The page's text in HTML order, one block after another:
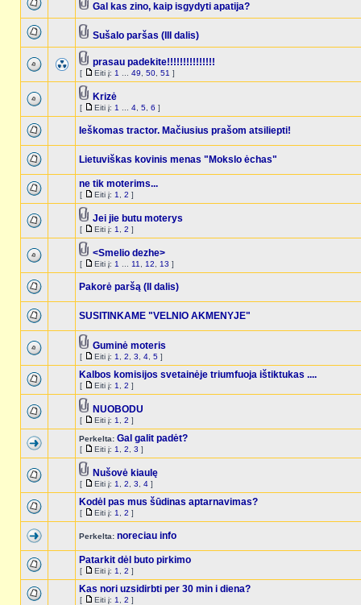
Gal kas zino, kaip isgydyti apatija?
Sušalo paršas (III dalis)
prasau padekite!!!!!!!!!!!!!!!
[ Eiti į: 1 49 50 51 ]
Krizė
[ Eiti į: 1 4 5 6 ]
Ieškomas tractor. Mačiusius prašom atsiliepti!
Lietuviškas kovinis menas "Mokslo ėchas"
ne tik moterims...
[ Eiti į: 1 2 ]
Jei jie butu moterys
[ Eiti į: 1 2 ]
<Smelio dezhe>
[ Eiti į: 1 11 12 13 ]
Pakorė paršą (II dalis)
SUSITINKAME "VELNIO AKMENYJE"
Guminė moteris
[ Eiti į: 1 2 3 4 5 ]
Kalbos komisijos svetainėje triumfuoja ištiktukas ....
[ Eiti į: 1 2 ]
NUOBODU
[ Eiti į: 1 2 ]
Perkelta: Gal galit padėt?
[ Eiti į: 1 2 3 ]
Nušovė kiaulę
[ Eiti į: 1 2 3 4 ]
Kodėl pas mus šūdinas aptarnavimas?
[ Eiti į: 1 2 ]
Perkelta: noreciau info
Patarkit dėl buto pirkimo
[ Eiti į: 1 2 ]
Kas nori uzsidirbti per 30 min i diena?
[ Eiti į: 1 2 ]